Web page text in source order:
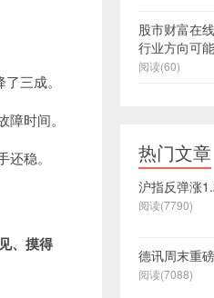
三成。
时间。
稳。
、摸得
股市财富在
行业方向可
阅读(60)
热门文章
沪指反弹涨
阅读(7790)
德讯周末重
阅读(7088)